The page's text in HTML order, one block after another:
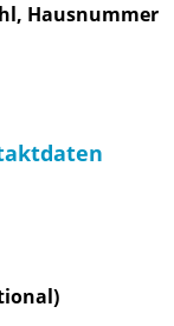
Hausnummer